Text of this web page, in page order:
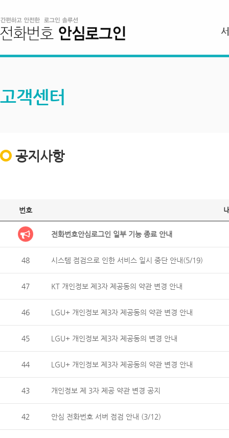
고객센터
공지사항
번호
전화번호안심로그인 일부 기능 종료 안내
48 시스템 점검으로 인한 서비스 일시 중단 안내(5/19)
47 KT 개인정보 제3자 제공동의 약관 변경 안내
46 LGU+ 개인정보 제3자 제공동의 약관 변경 안내
45 LGU+ 개인정보 제3자 제공동의 변경 안내
44 LGU+ 개인정보 제3자 제공동의 약관 변경 안내
43 개인정보 제 3자 제공 약관 변경 공지
42 안심 전화번호 서버 점검 안내 (3/12)